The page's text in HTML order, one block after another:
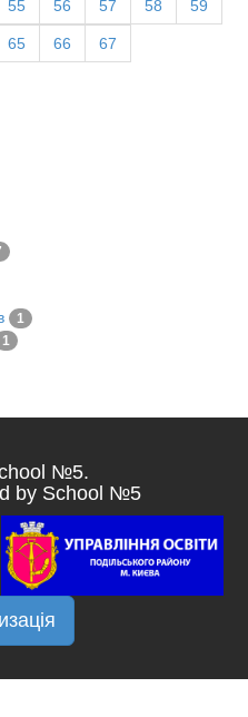
55 56 57 58 59
65 66 67
1
1
№5.
by School №5